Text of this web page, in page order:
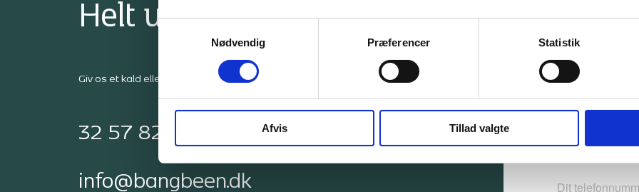
Samtykkevalg
Nødvendig
Præferencer Statistik
Afvis Tillad valgte
Helt uforpligtende.
Giv os et kald eller bliv kontaktet af os
32 57 82 50
info@bangbeen.dk
En rådgiver